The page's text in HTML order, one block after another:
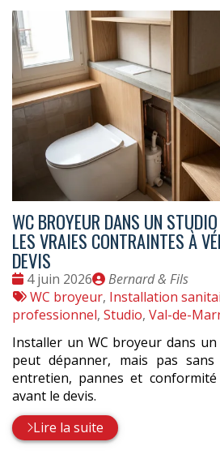
WC BROYEUR DANS UN
LES VRAIES CONTRAINTES À
DEVIS
Date
:
4 juin 2026
Publié
par
Bernard & Fils
Tags
:
WC broyeur, Installation
professionnel, Studio, Val-de-
Installer un WC broyeur dans
peut dépanner, mais pas
entretien, pannes et
avant le devis.
Lire la suite